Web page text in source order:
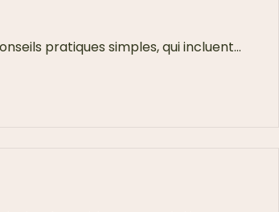
pratiques simples, qui incluent…